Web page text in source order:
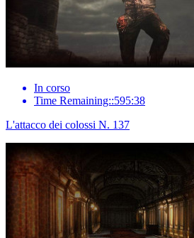
In corso
Time Remaining::595:38
L'attacco dei colossi N. 137